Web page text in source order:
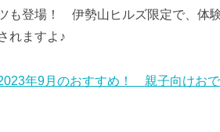
も登場！ 伊勢山ヒルズ限定で、体
れますよ♪
2023年9月のおすすめ！ 親子向けお